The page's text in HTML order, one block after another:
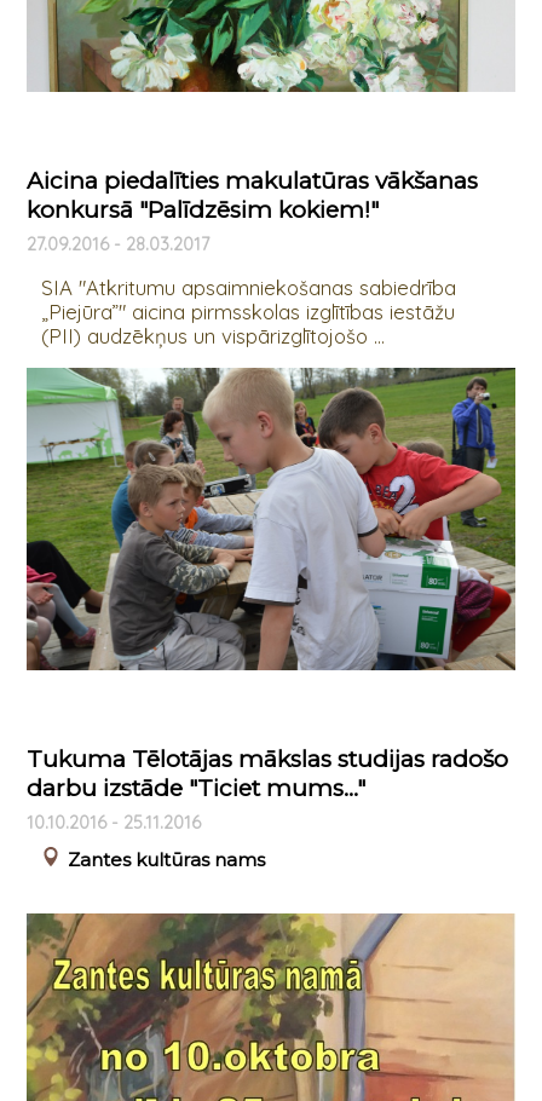
Aicina piedalīties makulatūras vākšanas
konkursā "Palīdzēsim kokiem!"
27.09.2016 - 28.03.2017
SIA "Atkritumu apsaimniekošanas sabiedrība
„Piejūra”" aicina pirmsskolas izglītības iestāžu
(PII) audzēkņus un vispārizglītojošo ...
Tukuma Tēlotājas mākslas studijas radošo
darbu izstāde "Ticiet mums..."
10.10.2016 - 25.11.2016
Zantes kultūras nams